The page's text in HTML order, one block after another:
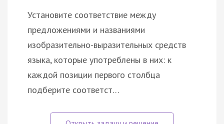
Установите соответствие между
предложениями и названиями
изобразительно-выразительных средств
языка, которые употреблены в них: к
каждой позиции первого столбца
подберите соответст…